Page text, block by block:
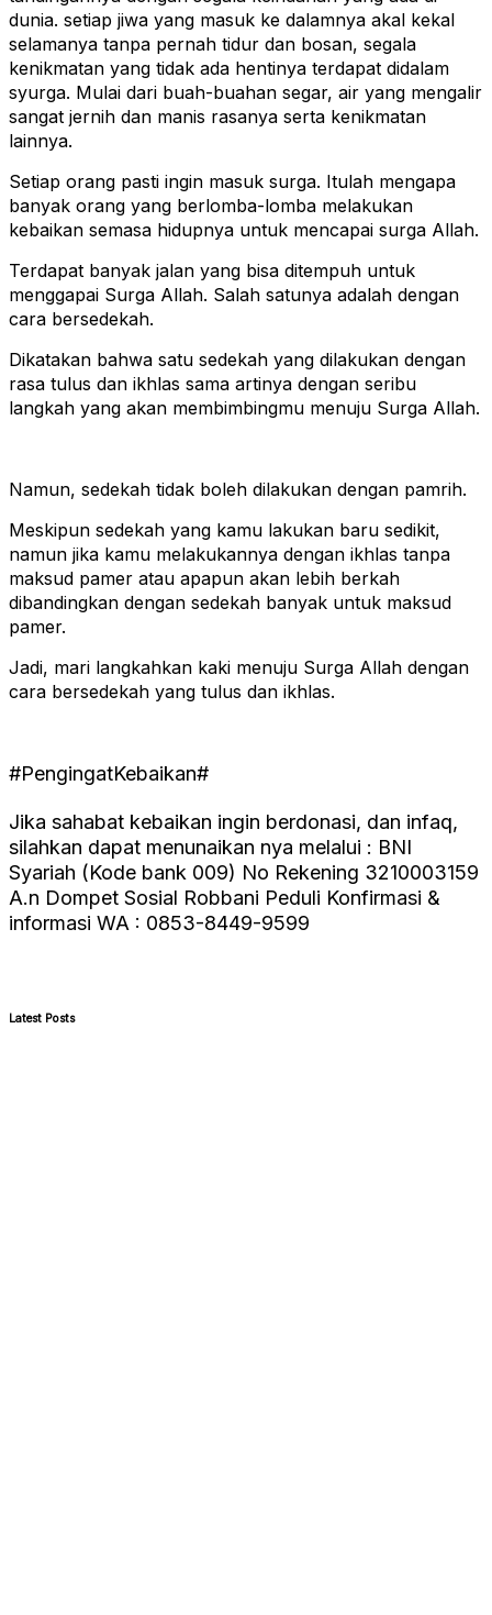
dunia. setiap jiwa yang masuk ke dalamnya akal kekal
selamanya tanpa pernah tidur dan bosan, segala
kenikmatan yang tidak ada hentinya terdapat didalam
syurga. Mulai dari buah-buahan segar, air yang mengalir
sangat jernih dan manis rasanya serta kenikmatan
lainnya.
Setiap orang pasti ingin masuk surga. Itulah mengapa
banyak orang yang berlomba-lomba melakukan
kebaikan semasa hidupnya untuk mencapai surga Allah.
Terdapat banyak jalan yang bisa ditempuh untuk
menggapai Surga Allah. Salah satunya adalah dengan
cara bersedekah.
Dikatakan bahwa satu sedekah yang dilakukan dengan
rasa tulus dan ikhlas sama artinya dengan seribu
langkah yang akan membimbingmu menuju Surga Allah.
Namun, sedekah tidak boleh dilakukan dengan pamrih.
Meskipun sedekah yang kamu lakukan baru sedikit,
namun jika kamu melakukannya dengan ikhlas tanpa
maksud pamer atau apapun akan lebih berkah
dibandingkan dengan sedekah banyak untuk maksud
pamer.
Jadi, mari langkahkan kaki menuju Surga Allah dengan
cara bersedekah yang tulus dan ikhlas.
#PengingatKebaikan#
Jika sahabat kebaikan ingin berdonasi, dan infaq,
silahkan dapat menunaikan nya melalui : BNI
Syariah (Kode bank 009) No Rekening 3210003159
A.n Dompet Sosial Robbani Peduli Konfirmasi &
informasi WA : 0853-8449-9599
Latest Posts